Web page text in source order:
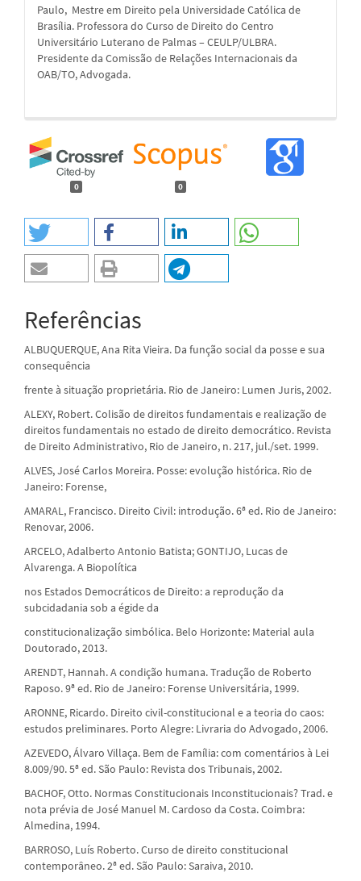
Paulo, Mestre em Direito pela Universidade Católica de
Brasília. Professora do Curso de Direito do Centro
Universitário Luterano de Palmas – CEULP/ULBRA.
Presidente da Comissão de Relações Internacionais da
OAB/TO, Advogada.
0 0
Referências
ALBUQUERQUE, Ana Rita Vieira. Da função social da posse e sua
consequência
frente à situação proprietária. Rio de Janeiro: Lumen Juris, 2002.
ALEXY, Robert. Colisão de direitos fundamentais e realização de
direitos fundamentais no estado de direito democrático. Revista
de Direito Administrativo, Rio de Janeiro, n. 217, jul./set. 1999.
ALVES, José Carlos Moreira. Posse: evolução histórica. Rio de
Janeiro: Forense,
AMARAL, Francisco. Direito Civil: introdução. 6ª ed. Rio de Janeiro:
Renovar, 2006.
ARCELO, Adalberto Antonio Batista; GONTIJO, Lucas de
Alvarenga. A Biopolítica
nos Estados Democráticos de Direito: a reprodução da
subcidadania sob a égide da
constitucionalização simbólica. Belo Horizonte: Material aula
Doutorado, 2013.
ARENDT, Hannah. A condição humana. Tradução de Roberto
Raposo. 9ª ed. Rio de Janeiro: Forense Universitária, 1999.
ARONNE, Ricardo. Direito civil-constitucional e a teoria do caos:
estudos preliminares. Porto Alegre: Livraria do Advogado, 2006.
AZEVEDO, Álvaro Villaça. Bem de Família: com comentários à Lei
8.009/90. 5ª ed. São Paulo: Revista dos Tribunais, 2002.
BACHOF, Otto. Normas Constitucionais Inconstitucionais? Trad. e
nota prévia de José Manuel M. Cardoso da Costa. Coimbra:
Almedina, 1994.
BARROSO, Luís Roberto. Curso de direito constitucional
contemporâneo. 2ª ed. São Paulo: Saraiva, 2010.